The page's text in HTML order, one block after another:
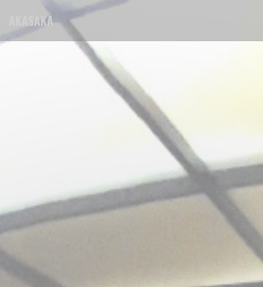
Personnalisation de vos choix en matière de cookies
AKASAKA